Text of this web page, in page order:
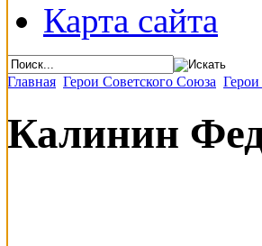
Карта сайта
Главная Герои Советского Союза
Калинин